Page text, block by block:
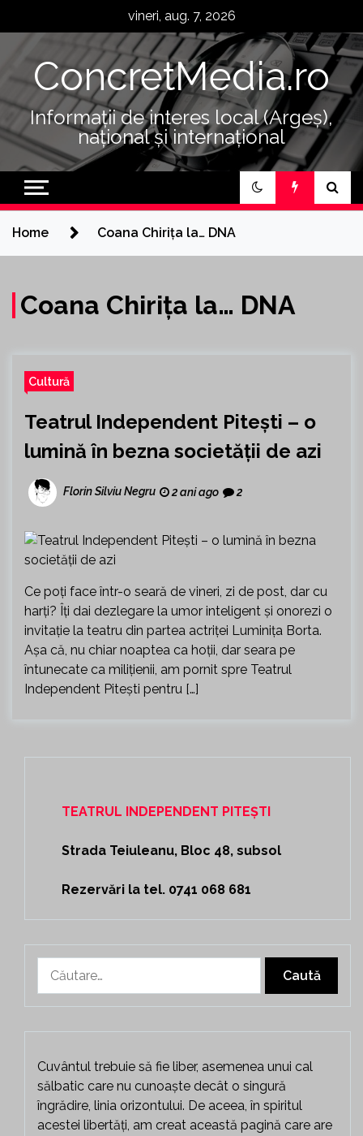
vineri, aug. 7, 2026
ConcretMedia.ro
Informații de interes local (Argeș),
național și internațional
Home Coana Chirița la… DNA
Coana Chirița la… DNA
Cultură
Teatrul Independent Pitești – o
lumină în bezna societății de azi
Florin Silviu Negru 2 ani ago 2
Ce poți face într-o seară de vineri, zi de post, dar cu
harți? Îți dai dezlegare la umor inteligent și onorezi o
invitație la teatru din partea actriței Luminița Borta.
Așa că, nu chiar noaptea ca hoții, dar seara pe
întunecate ca milițienii, am pornit spre Teatrul
Independent Pitești pentru […]
TEATRUL INDEPENDENT PITEȘTI
Strada Teiuleanu, Bloc 48, subsol
Rezervări la tel. 0741 068 681
după:
Cuvântul trebuie să fie liber, asemenea unui cal
sălbatic care nu cunoaște decât o singură
îngrădire, linia orizontului. De aceea, în spiritul
acestei libertăți, am creat această pagină care are